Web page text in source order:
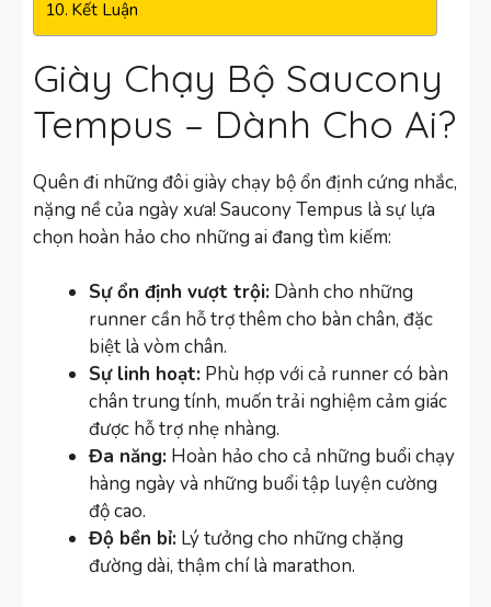
Kết Luận
Giày Chạy Bộ Saucony
Tempus – Dành Cho Ai?
Quên đi những đôi giày chạy bộ ổn định cứng nhắc,
nặng nề của ngày xưa! Saucony Tempus là sự lựa
chọn hoàn hảo cho những ai đang tìm kiếm:
Sự ổn định vượt trội: Dành cho những
runner cần hỗ trợ thêm cho bàn chân, đặc
biệt là vòm chân.
Sự linh hoạt: Phù hợp với cả runner có bàn
chân trung tính, muốn trải nghiệm cảm giác
được hỗ trợ nhẹ nhàng.
Đa năng: Hoàn hảo cho cả những buổi chạy
hàng ngày và những buổi tập luyện cường
độ cao.
Độ bền bỉ: Lý tưởng cho những chặng
đường dài, thậm chí là marathon.